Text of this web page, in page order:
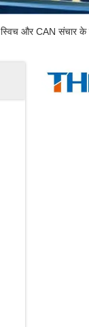
स्विच और CAN संचार के